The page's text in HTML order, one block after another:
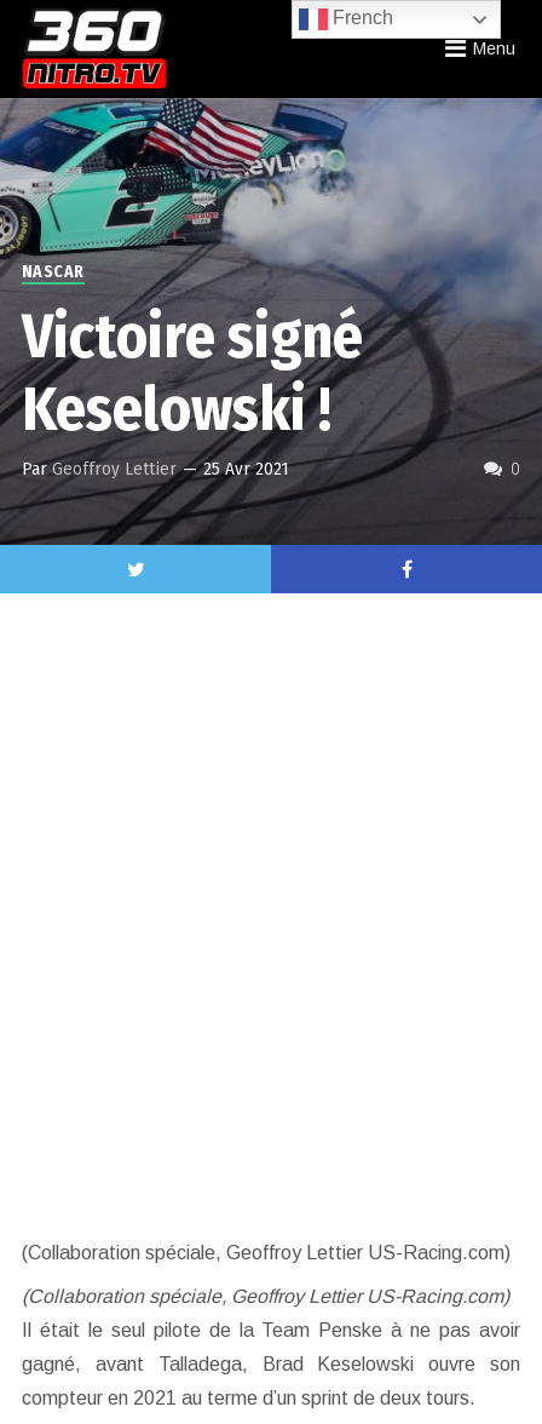
Menu
0
NASCAR
Victoire signé
Keselowski !
ParGeoffroy Lettier — 25 Avr 2021
(Collaboration spéciale, Geoffroy Lettier US-Racing.com)
(Collaboration spéciale, Geoffroy Lettier US-Racing.com)
Il était le seul pilote de la Team Penske à ne pas avoir
gagné, avant Talladega, Brad Keselowski ouvre son
compteur en 2021 au terme d’un sprint de deux tours.
French